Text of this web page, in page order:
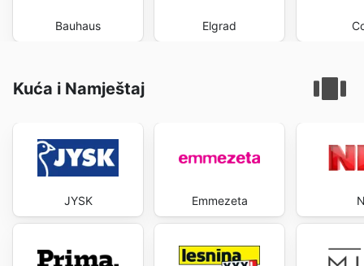
Bauhaus Elgrad
Kuća i Namještaj
JYSK Emmezeta